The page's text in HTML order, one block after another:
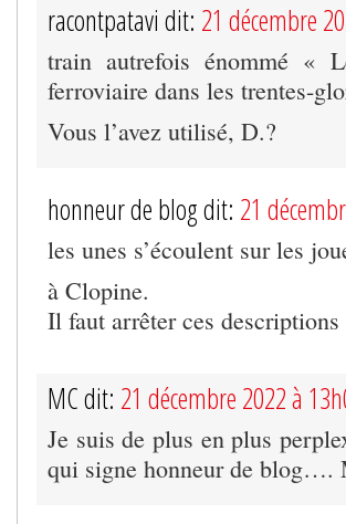
racontpatavi dit: 21 décembre
train autrefois énommé «
ferroviaire dans les trentes-
Vous l’avez utilisé, D.?
honneur de blog dit: 21
les unes s’écoulent sur les
à Clopine.
Il faut arrêter ces descriptions
MC dit: 21 décembre 2022 à
Je suis de plus en plus
qui signe honneur de blog….